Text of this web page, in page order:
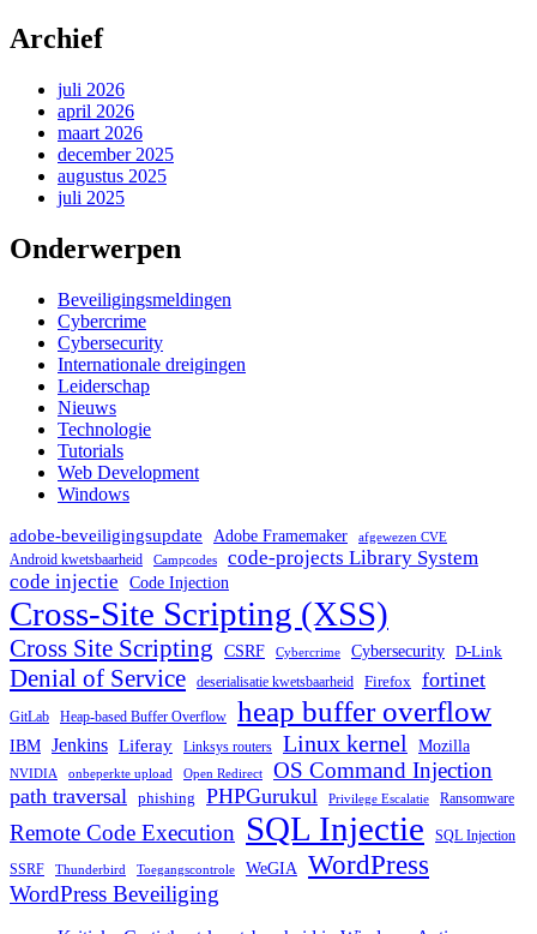
Archief
juli 2026
april 2026
maart 2026
december 2025
augustus 2025
juli 2025
Onderwerpen
Beveiligingsmeldingen
Cybercrime
Cybersecurity
Internationale dreigingen
Leiderschap
Nieuws
Technologie
Tutorials
Web Development
Windows
adobe-beveiligingsupdate Adobe Framemaker afgewezen CVE
Android kwetsbaarheid Campcodes
code-projects Library System
code injectie
Code Injection
Cross-Site Scripting (XSS)
Cross Site Scripting CSRF Cybercrime Cybersecurity D-Link
Denial of Service deserialisatie kwetsbaarheid Firefox fortinet
GitLab Heap-based Buffer Overflow heap buffer overflow
IBM Jenkins Liferay Linksys routers Linux kernel Mozilla
NVIDIA onbeperkte upload Open Redirect OS Command Injection
path traversal phishing PHPGurukul Privilege Escalatie Ransomware
Remote Code Execution SQL Injectie SQL Injection
SSRF Thunderbird Toegangscontrole WeGIA WordPress
WordPress Beveiliging